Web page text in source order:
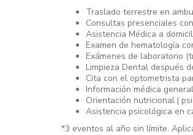
Traslado terrestre en
Consultas presenciales
Asistencia Médica a
Examen de hematología
Exámenes de laboratorio
Limpieza Dental después
Cita con el optometrista
Información médica
Orientación nutricional |
Asistencia psicológica en
*3 eventos al año sin límite.